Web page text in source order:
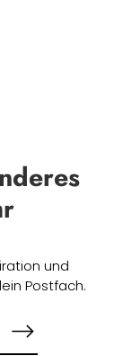
und
Postfach.